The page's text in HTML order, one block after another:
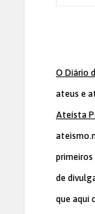
O Diário
ateus e
Ateísta
de
que aqui